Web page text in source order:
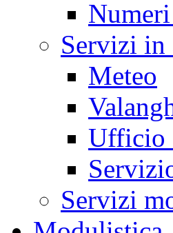
Servizi in
Meteo
Ufficio
Servizi